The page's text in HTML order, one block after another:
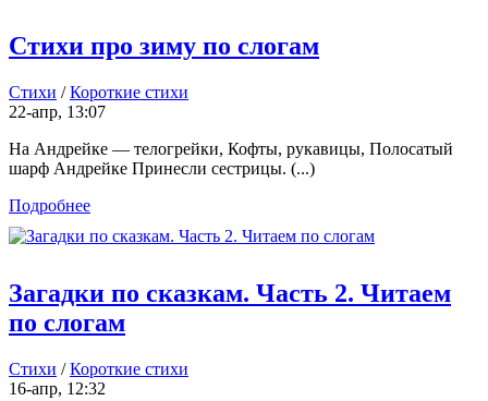
Стихи про зиму по слогам
Стихи /Короткие стихи
22-апр, 13:07
На Андрейке — телогрейки, Кофты, рукавицы, Полосатый
шарф Андрейке Принесли сестрицы. (...)
Подробнее
Загадки по сказкам. Часть 2. Читаем
по слогам
Стихи /Короткие стихи
16-апр, 12:32